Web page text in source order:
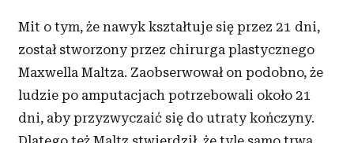
Mit o tym, że nawyk kształtuje się przez 21 dni,
został stworzony przez chirurga plastycznego
Maxwella Maltza. Zaobserwował on podobno, że
ludzie po amputacjach potrzebowali około 21
dni, aby przyzwyczaić się do utraty kończyny.